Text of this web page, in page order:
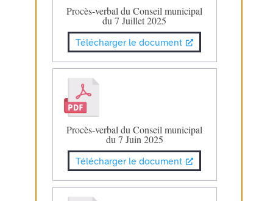
Procès-verbal du Conseil municipal
du 7 Juillet 2025
Télécharger le document
Procès-verbal du Conseil municipal
du 7 Juin 2025
Télécharger le document